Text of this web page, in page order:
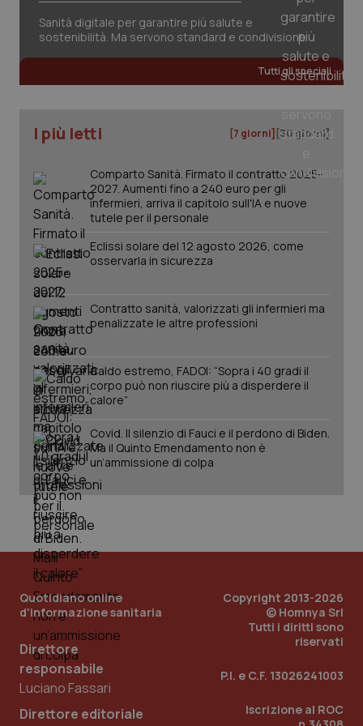
Salute orale & impianti
Sangue & coagulazione
Tumore al seno
Tumore ovarico
Tumori del Polmone & Testa Collo
Tumori gastrointestinali
Ulcera & Reflusso
Vaccini
Sanità digitale per garantire più salute e
sostenibilità. Ma servono standard e condivisione
Tutti gli speciali
I più letti [7 giorni] [30 giorni]
Comparto Sanità. Firmato il contratto 2025-
2027. Aumenti fino a 240 euro per gli
infermieri, arriva il capitolo sull'IA e nuove
tutele per il personale
Eclissi solare del 12 agosto 2026, come
osservarla in sicurezza
Contratto sanità, valorizzati gli infermieri ma
penalizzate le altre professioni
Caldo estremo, FADOI: “Sopra i 40 gradi il
corpo può non riuscire più a disperdere il
calore”
Covid. Il silenzio di Fauci e il perdono di Biden.
Ma il Quinto Emendamento non è
un’ammissione di colpa
Quotidiano online
d'informazione sanitaria
Direttore
responsabile
Luciano Fassari
Direttore editoriale
Copyright 2013-2026
© Homnya Srl
Tutti i diritti sono
riservati
P.I. e C.F. 13026241003
Iscrizione al ROC
CookieScriptConsent
CookieScript
www.quotidianosanita.it
tracking-sites-ironfish-
tracking-enable
www.quotidianosanita.it
tracking-sites-ironfish-
session-id
_ga
Google LLC
.quotidianosanita.it
1
mese